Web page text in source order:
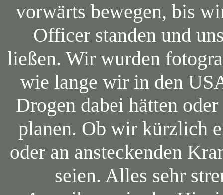
vorwärts bewegen, bis
Officer standen und
ließen. Wir wurden
wie lange wir in den
Drogen dabei hätten
planen. Ob wir kürzlich
oder an ansteckenden
seien. Alles sehr